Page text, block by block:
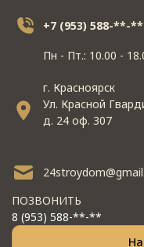
+7 (953) 588-**-**
Пн - Пт.: 10.00 -
г. Красноярск
Ул. Красной
д. 24 оф. 307
ПОЗВОНИТЬ
8 (953) 588-**-**